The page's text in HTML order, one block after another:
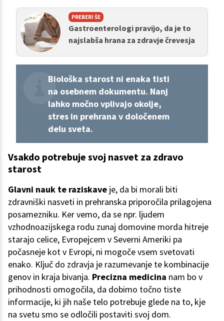
PREBERI ŠE
Gastroenterologi pravijo, da je to
najslabša hrana za zdravje črevesja
Biološka starost ni enaka tisti
na osebnem dokumentu. Nanj
lahko močno vplivajo okolje,
stres in prehrana v določenem
delu sveta.
Vsakdo potrebuje svoj nasvet za zdravo
starost
Glavni nauk te raziskave je, da bi morali biti
zdravniški nasveti in prehranska priporočila prilagojena
posamezniku. Ker vemo, da se npr. ljudem
vzhodnoazijskega rodu zunaj domovine morda hitreje
starajo celice, Evropejcem v Severni Ameriki pa
počasneje kot v Evropi, ni mogoče vsem svetovati
enako. Ključ do zdravja je razumevanje te kombinacije
genov in kraja bivanja. Precizna medicina nam bo v
prihodnosti omogočila, da dobimo točno tiste
informacije, ki jih naše telo potrebuje glede na to, kje
na svetu smo se odločili postaviti svoj dom.